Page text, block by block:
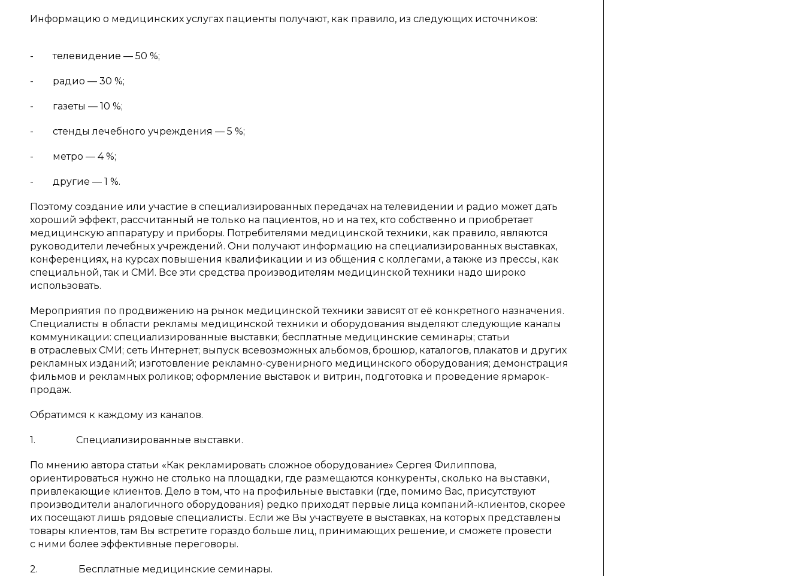
Информацию о медицинских услугах пациенты получают, как правило, из следующих источников:
- телевидение — 50 %;
- радио — 30 %;
- газеты — 10 %;
- стенды лечебного учреждения — 5 %;
- метро — 4 %;
- другие — 1 %.
Поэтому создание или участие в специализированных передачах на телевидении и радио может дать
хороший эффект, рассчитанный не только на пациентов, но и на тех, кто собственно и приобретает
медицинскую аппаратуру и приборы. Потребителями медицинской техники, как правило, являются
руководители лечебных учреждений. Они получают информацию на специализированных выставках,
конференциях, на курсах повышения квалификации и из общения с коллегами, а также из прессы, как
специальной, так и СМИ. Все эти средства производителям медицинской техники надо широко
использовать.
Мероприятия по продвижению на рынок медицинской техники зависят от её конкретного назначения.
Специалисты в области рекламы медицинской техники и оборудования выделяют следующие каналы
коммуникации: специализированные выставки; бесплатные медицинские семинары; статьи
в отраслевых СМИ; сеть Интернет; выпуск всевозможных альбомов, брошюр, каталогов, плакатов и других
рекламных изданий; изготовление рекламно-сувенирного медицинского оборудования; демонстрация
фильмов и рекламных роликов; оформление выставок и витрин, подготовка и проведение ярмарок-
продаж.
Обратимся к каждому из каналов.
1. Специализированные выставки.
По мнению автора статьи «Как рекламировать сложное оборудование» Сергея Филиппова,
ориентироваться нужно не столько на площадки, где размещаются конкуренты, сколько на выставки,
привлекающие клиентов. Дело в том, что на профильные выставки (где, помимо Вас, присутствуют
производители аналогичного оборудования) редко приходят первые лица компаний-клиентов, скорее
их посещают лишь рядовые специалисты. Если же Вы участвуете в выставках, на которых представлены
товары клиентов, там Вы встретите гораздо больше лиц, принимающих решение, и сможете провести
с ними более эффективные переговоры.
2. Бесплатные медицинские семинары.